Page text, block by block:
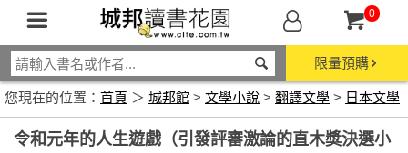
0
限量預購
您現在的位置： 首頁 ＞ 城邦館 > 文學小說 > 翻譯文學 > 日本文學
令和元年的人生遊戲（引發評審激論的直木獎決選小